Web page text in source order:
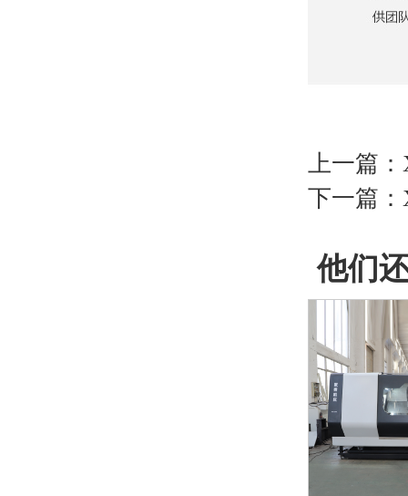
上一篇：
下一篇：
他们